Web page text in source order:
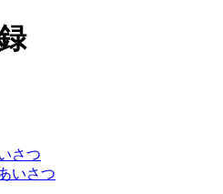
さつ
いさつ